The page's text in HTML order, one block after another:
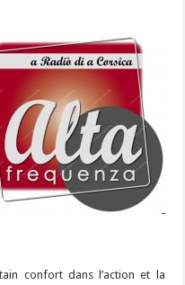
k
confort dans l’action et la